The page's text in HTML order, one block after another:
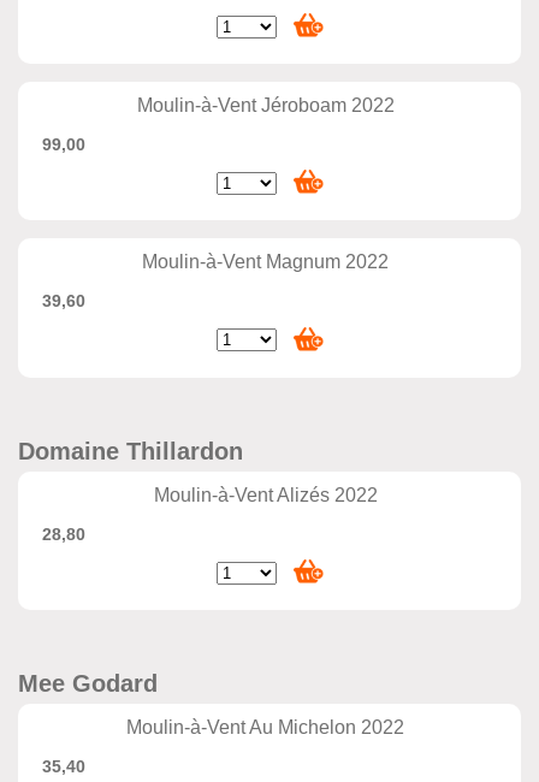
Moulin-à-Vent Jéroboam 2022
99,00
Moulin-à-Vent Magnum 2022
39,60
Domaine Thillardon
Moulin-à-Vent Alizés 2022
28,80
Mee Godard
Moulin-à-Vent Au Michelon 2022
35,40